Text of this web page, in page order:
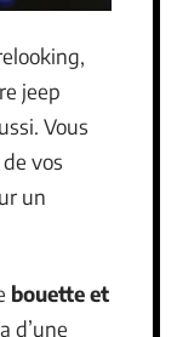
jeep
Vous
vos
un
bouette et
d’une